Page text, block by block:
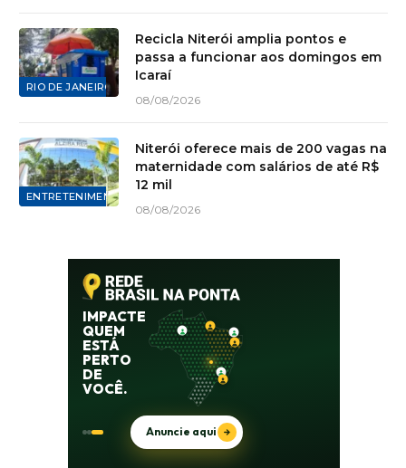
RIO DE JANEIRO
Recicla Niterói amplia pontos e
passa a funcionar aos domingos em
Icaraí
08/08/2026
ENTRETENIMENTO
Niterói oferece mais de 200 vagas na
maternidade com salários de até R$
12 mil
08/08/2026